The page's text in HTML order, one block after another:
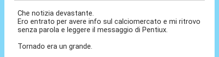
Che notizia devastante.
Ero entrato per avere info sul calciomercato e mi ritrovo
senza parola e leggere il messaggio di Pentiux.
Tornado era un grande.